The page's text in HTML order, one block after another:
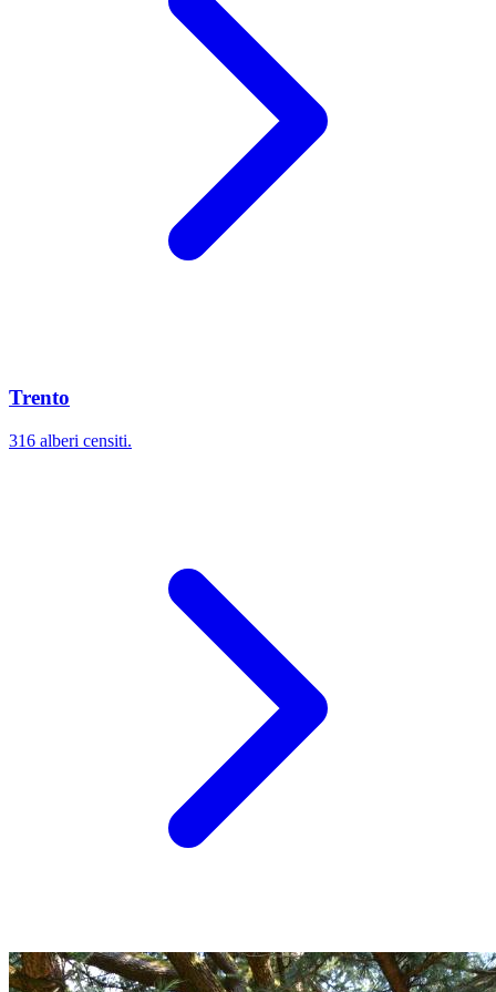
Trento
316 alberi censiti.